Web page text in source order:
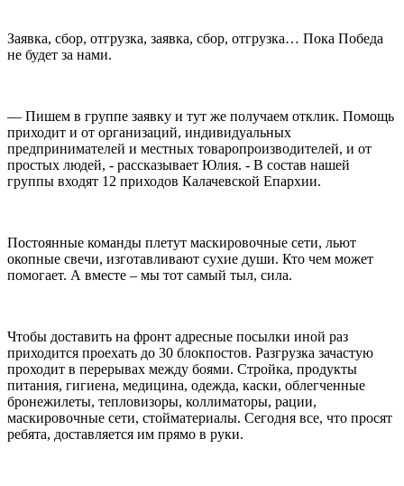
Заявка, сбор, отгрузка, заявка, сбор, отгрузка… Пока Победа
не будет за нами.
— Пишем в группе заявку и тут же получаем отклик. Помощь
приходит и от организаций, индивидуальных
предпринимателей и местных товаропроизводителей, и от
простых людей, - рассказывает Юлия. - В состав нашей
группы входят 12 приходов Калачевской Епархии.
Постоянные команды плетут маскировочные сети, льют
окопные свечи, изготавливают сухие души. Кто чем может
помогает. А вместе – мы тот самый тыл, сила.
Чтобы доставить на фронт адресные посылки иной раз
приходится проехать до 30 блокпостов. Разгрузка зачастую
проходит в перерывах между боями. Стройка, продукты
питания, гигиена, медицина, одежда, каски, облегченные
бронежилеты, тепловизоры, коллиматоры, рации,
маскировочные сети, стойматериалы. Сегодня все, что просят
ребята, доставляется им прямо в руки.